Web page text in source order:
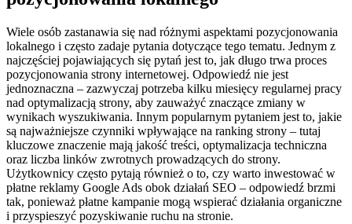
Wiele osób zastanawia się nad różnymi aspektami pozycjonowania
lokalnego i często zadaje pytania dotyczące tego tematu. Jednym z
najczęściej pojawiających się pytań jest to, jak długo trwa proces
pozycjonowania strony internetowej. Odpowiedź nie jest
jednoznaczna – zazwyczaj potrzeba kilku miesięcy regularnej pracy
nad optymalizacją strony, aby zauważyć znaczące zmiany w
wynikach wyszukiwania. Innym popularnym pytaniem jest to, jakie
są najważniejsze czynniki wpływające na ranking strony – tutaj
kluczowe znaczenie mają jakość treści, optymalizacja techniczna
oraz liczba linków zwrotnych prowadzących do strony.
Użytkownicy często pytają również o to, czy warto inwestować w
płatne reklamy Google Ads obok działań SEO – odpowiedź brzmi
tak, ponieważ płatne kampanie mogą wspierać działania organiczne
i przyspieszyć pozyskiwanie ruchu na stronie.